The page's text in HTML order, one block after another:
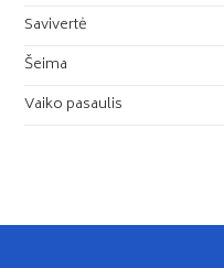
Savivertė
Šeima
Vaiko pasaulis